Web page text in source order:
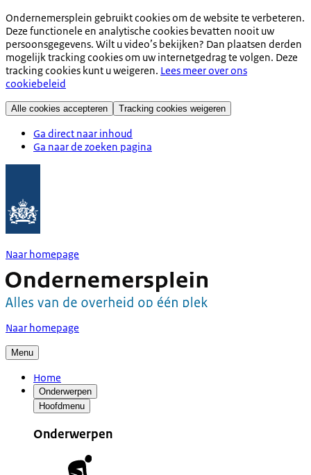
Ondernemersplein gebruikt cookies om de website te verbeteren.
Deze functionele en analytische cookies bevatten nooit uw
persoonsgegevens. Wilt u video’s bekijken? Dan plaatsen derden
mogelijk tracking cookies om uw internetgedrag te volgen. Deze
tracking cookies kunt u weigeren. Lees meer over ons
cookiebeleid
Alle cookies accepteren Tracking cookies weigeren
Ga direct naar inhoud
Ga naar de zoeken pagina
Naar homepage
Naar homepage
Menu
Home
Onderwerpen
Hoofdmenu
Onderwerpen